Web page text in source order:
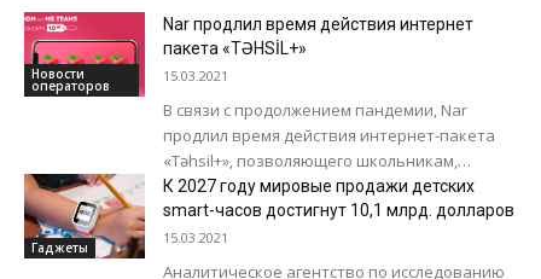
Новости
операторов
Nar продлил время действия интернет
пакета «TƏHSİL+»
15.03.2021
В связи с продолжением пандемии, Nar
продлил время действия интернет-пакета
«Təhsil+», позволяющего школьникам,
студентам и учителям подключаться к
онлайн-урокам. Теперь пользоваться
приложениями Microsoft Teams...
Гаджеты
К 2027 году мировые продажи детских
smart-часов достигнут 10,1 млрд. долларов
15.03.2021
Аналитическое агентство по исследованию